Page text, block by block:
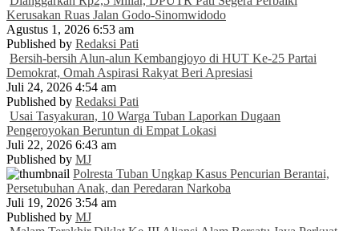
Kerusakan Ruas Jalan Godo-Sinomwidodo
Agustus 1, 2026 6:53 am
Published by Redaksi Pati
Bersih-bersih Alun-alun Kembangjoyo di HUT Ke-25 Partai
Demokrat, Omah Aspirasi Rakyat Beri Apresiasi
Juli 24, 2026 4:54 am
Published by Redaksi Pati
Usai Tasyakuran, 10 Warga Tuban Laporkan Dugaan
Pengeroyokan Beruntun di Empat Lokasi
Juli 22, 2026 6:43 am
Published by MJ
Polresta Tuban Ungkap Kasus Pencurian Berantai,
Persetubuhan Anak, dan Peredaran Narkoba
Juli 19, 2026 3:54 am
Published by MJ